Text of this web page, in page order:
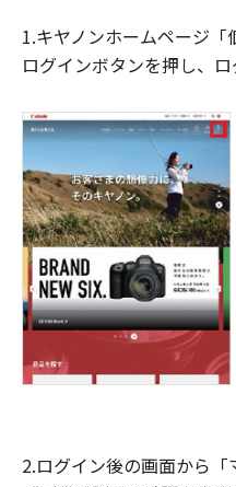
1.キヤノンホームページ「
ログインボタンを押し、
2.ログイン後の画面から「